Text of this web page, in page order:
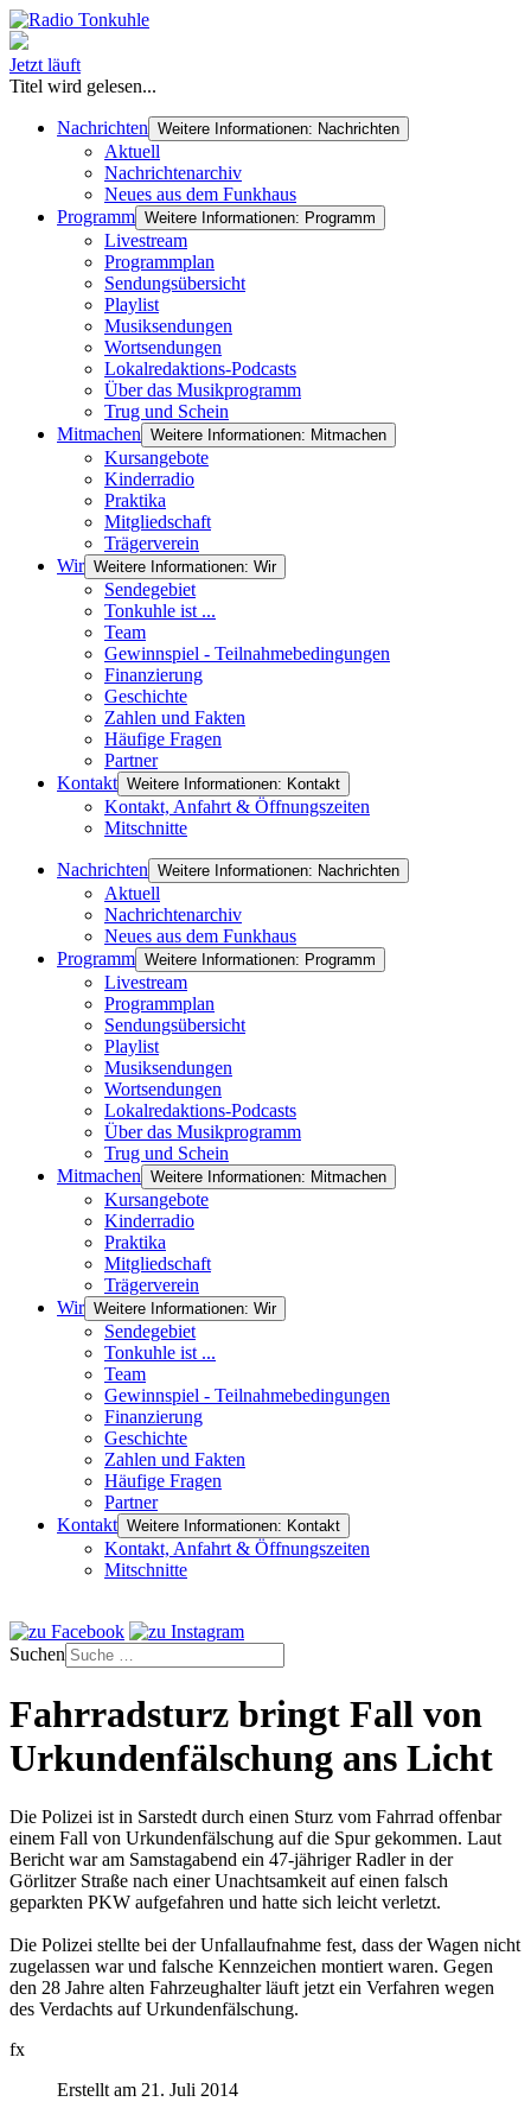
Jetzt läuft
Titel wird gelesen...
Nachrichten Weitere Informationen: Nachrichten
Aktuell
Nachrichtenarchiv
Neues aus dem Funkhaus
Programm Weitere Informationen: Programm
Livestream
Programmplan
Sendungsübersicht
Playlist
Musiksendungen
Wortsendungen
Lokalredaktions-Podcasts
Über das Musikprogramm
Trug und Schein
Mitmachen Weitere Informationen: Mitmachen
Kursangebote
Kinderradio
Praktika
Mitgliedschaft
Trägerverein
Wir Weitere Informationen: Wir
Sendegebiet
Tonkuhle ist ...
Team
Gewinnspiel - Teilnahmebedingungen
Finanzierung
Geschichte
Zahlen und Fakten
Häufige Fragen
Partner
Kontakt Weitere Informationen: Kontakt
Kontakt, Anfahrt & Öffnungszeiten
Mitschnitte
Nachrichten Weitere Informationen: Nachrichten
Aktuell
Nachrichtenarchiv
Neues aus dem Funkhaus
Programm Weitere Informationen: Programm
Livestream
Programmplan
Sendungsübersicht
Playlist
Musiksendungen
Wortsendungen
Lokalredaktions-Podcasts
Über das Musikprogramm
Trug und Schein
Mitmachen Weitere Informationen: Mitmachen
Kursangebote
Kinderradio
Praktika
Mitgliedschaft
Trägerverein
Wir Weitere Informationen: Wir
Sendegebiet
Tonkuhle ist ...
Team
Gewinnspiel - Teilnahmebedingungen
Finanzierung
Geschichte
Zahlen und Fakten
Häufige Fragen
Partner
Kontakt Weitere Informationen: Kontakt
Kontakt, Anfahrt & Öffnungszeiten
Mitschnitte
Suchen
Fahrradsturz bringt Fall von
Urkundenfälschung ans Licht
Die Polizei ist in Sarstedt durch einen Sturz vom Fahrrad offenbar
einem Fall von Urkundenfälschung auf die Spur gekommen. Laut
Bericht war am Samstagabend ein 47-jähriger Radler in der
Görlitzer Straße nach einer Unachtsamkeit auf einen falsch
geparkten PKW aufgefahren und hatte sich leicht verletzt.
Die Polizei stellte bei der Unfallaufnahme fest, dass der Wagen nicht
zugelassen war und falsche Kennzeichen montiert waren. Gegen
den 28 Jahre alten Fahrzeughalter läuft jetzt ein Verfahren wegen
des Verdachts auf Urkundenfälschung.
fx
Erstellt am 21. Juli 2014